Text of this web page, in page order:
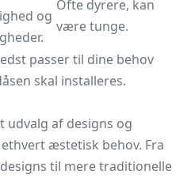
og
Ofte dyrere, kan
være tunge.
passer til dine behov
skal installeres.
udvalg af designs og
æstetisk behov. Fra
til mere traditionelle